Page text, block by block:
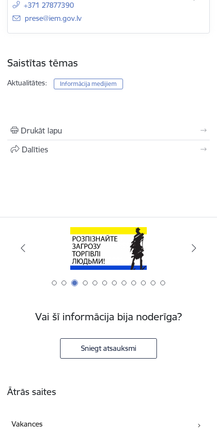
+371 27877390
E-pasts:
prese@iem.gov.lv
Saistītas tēmas
Aktualitātes: Informācija medijiem
Drukāt lapu
Dalīties
Vai šī informācija bija noderīga?
Sniegt atsauksmi
Ātrās saites
Vakances